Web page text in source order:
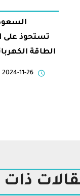
الطاقة
2024-11-26 | 09:30